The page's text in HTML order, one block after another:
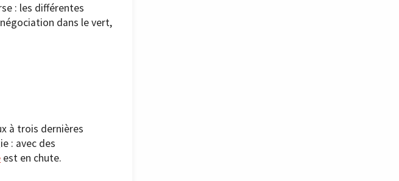
: les différentes
dans le vert,
à trois dernières
: avec des
est en chute.